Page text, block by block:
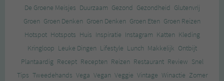
De Groene Meisjes Duurzaam Gezond Gezondheid Glutenvrij
Groen Groen Denken Groen Denken Groen Eten Groen Reizen
Hotspot Hotspots Huis Inspiratie Instagram Katten Kleding
Kringloop Leuke Dingen Lifestyle Lunch Makkelijk Ontbijt
Plantaardig Recept Recepten Reizen Restaurant Review Snel
Tips Tweedehands Vega Vegan Veggie Vintage Winactie Zomer